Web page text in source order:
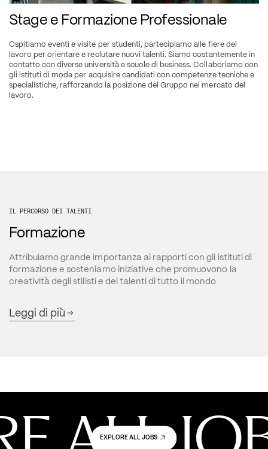
Stage e Formazione Professionale
Ospitiamo eventi e visite per studenti, partecipiamo alle fiere del
lavoro per orientare e reclutare nuovi talenti. Siamo costantemente in
contatto con diverse università e scuole di business. Collaboriamo con
gli istituti di moda per acquisire candidati con competenze tecniche e
specialistiche, rafforzando la posizione del Gruppo nel mercato del
lavoro.
IL PERCORSO DEI TALENTI
Formazione
Attribuiamo grande importanza ai rapporti con gli istituti di
formazione e sosteniamo iniziative che promuovono la
creatività degli stilisti e dei talenti di tutto il mondo
Leggi di più
EXPLORE ALL JOBS